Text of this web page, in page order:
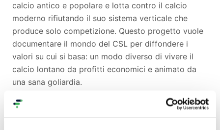
calcio antico e popolare e lotta contro il calcio
moderno rifiutando il suo sistema verticale che
produce solo competizione. Questo progetto vuole
documentare il mondo del CSL per diffondere i
valori su cui si basa: un modo diverso di vivere il
calcio lontano da profitti economici e animato da
una sana goliardia.